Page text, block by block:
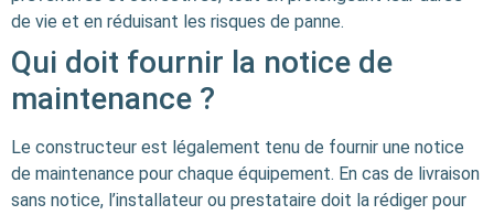
de vie et en réduisant les risques de panne.
Qui doit fournir la notice de
maintenance ?
Le constructeur est légalement tenu de fournir une notice
de maintenance pour chaque équipement. En cas de livraison
sans notice, l’installateur ou prestataire doit la rédiger pour